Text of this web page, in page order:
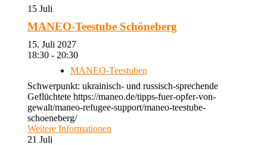
15 Juli
MANEO-Teestube Schöneberg
15. Juli 2027
18:30 - 20:30
MANEO-Teestuben
Schwerpunkt: ukrainisch- und russisch-sprechende
Geflüchtete https://maneo.de/tipps-fuer-opfer-von-
gewalt/maneo-refugee-support/maneo-teestube-
schoeneberg/
Weitere Informationen
21 Juli